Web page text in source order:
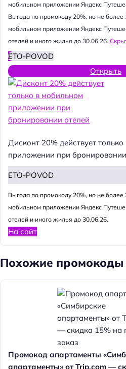
мобильном приложении Яндекс
Выгода по промокоду 20%, но не более
мобильном приложении Яндекс
отелей и иного жилья до 30.06.26.
ETO-POVOD
Открыть
Дисконт 20% действует
приложении при
ETO-POVOD
Выгода по промокоду 20%, но не более
мобильном приложении Яндекс
отелей и иного жилья до 30.06.26.
На сайт
Похожие промокоды
Промокод апартаменты
апартаменты» от Trip.com —